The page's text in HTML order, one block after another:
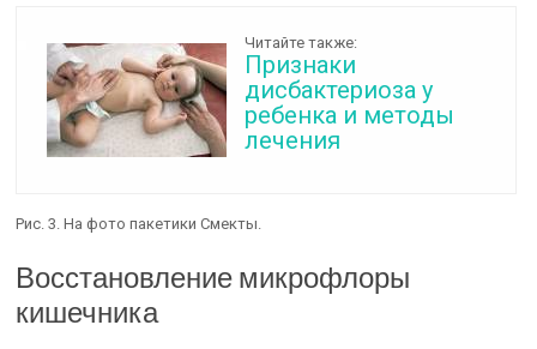
Читайте также:
Признаки
дисбактериоза у
ребенка и методы
лечения
Рис. 3. На фото пакетики Смекты.
Восстановление микрофлоры
кишечника